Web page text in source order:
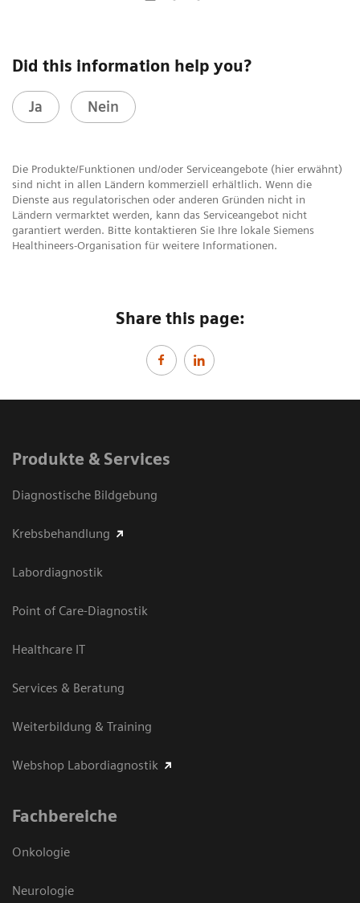
Did this information help you?
Ja Nein
Die Produkte/Funktionen und/oder Serviceangebote (hier erwähnt)
sind nicht in allen Ländern kommerziell erhältlich. Wenn die
Dienste aus regulatorischen oder anderen Gründen nicht in
Ländern vermarktet werden, kann das Serviceangebot nicht
garantiert werden. Bitte kontaktieren Sie Ihre lokale Siemens
Healthineers-Organisation für weitere Informationen.
Share this page:
Produkte & Services
Diagnostische Bildgebung
Krebsbehandlung
Labordiagnostik
Point of Care-Diagnostik
Healthcare IT
Services & Beratung
Weiterbildung & Training
Webshop Labordiagnostik
Fachbereiche
Onkologie
Neurologie